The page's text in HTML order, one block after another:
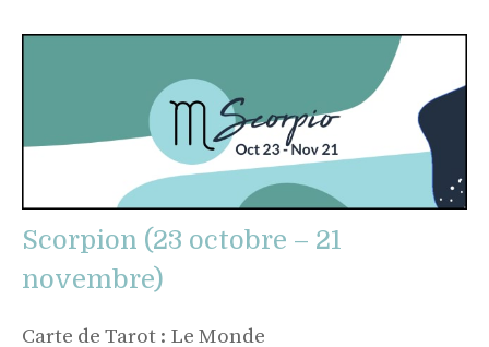
Scorpion (23 octobre – 21
novembre)
Carte de Tarot : Le Monde